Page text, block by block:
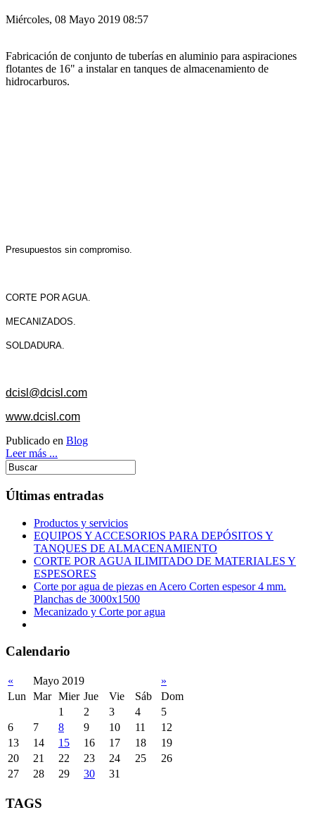
Miércoles, 08 Mayo 2019 08:57
Fabricación de conjunto de tuberías en aluminio para aspiraciones
flotantes de 16" a instalar en tanques de almacenamiento de
hidrocarburos.
Presupuestos sin compromiso.
CORTE POR AGUA.
MECANIZADOS.
SOLDADURA.
dcisl@dcisl.com
www.dcisl.com
Publicado en Blog
Leer más ...
Últimas entradas
Productos y servicios
EQUIPOS Y ACCESORIOS PARA DEPÓSITOS Y
TANQUES DE ALMACENAMIENTO
CORTE POR AGUA ILIMITADO DE MATERIALES Y
ESPESORES
Corte por agua de piezas en Acero Corten espesor 4 mm.
Planchas de 3000x1500
Mecanizado y Corte por agua
Calendario
« Mayo 2019
»
Lun
Mar Mier Jue Vie Sáb
Dom
1
2 3 4
5
6
7 8 9 10 11
12
13
14 15 16 17 18
19
20
21 22 23 24 25
26
27
28 29 30 31
TAGS